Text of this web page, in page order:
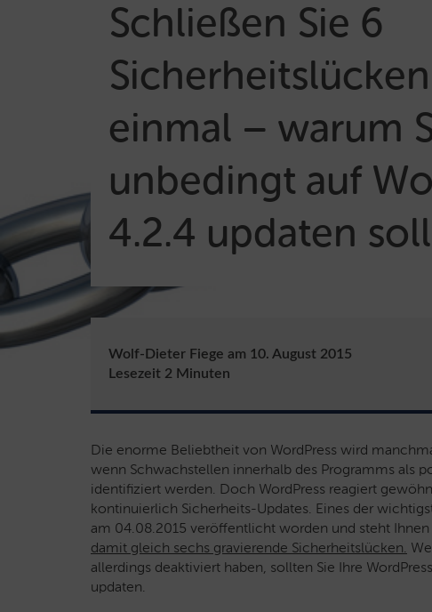
Schließen Sie 6
einmal – warum
unbedingt auf
4.2.4 updaten
Wolf-Dieter Fiege am 10. August 2015
Lesezeit 2 Minuten
Die enorme Beliebtheit von WordPress wird
wenn Schwachstellen innerhalb des Programms als
identifiziert werden. Doch WordPress reagiert
kontinuierlich Sicherheits-Updates. Eines der
am 04.08.2015 veröffentlicht worden und steht
damit gleich sechs gravierende Sicherheitslücken.
allerdings deaktiviert haben, sollten Sie Ihre
updaten.